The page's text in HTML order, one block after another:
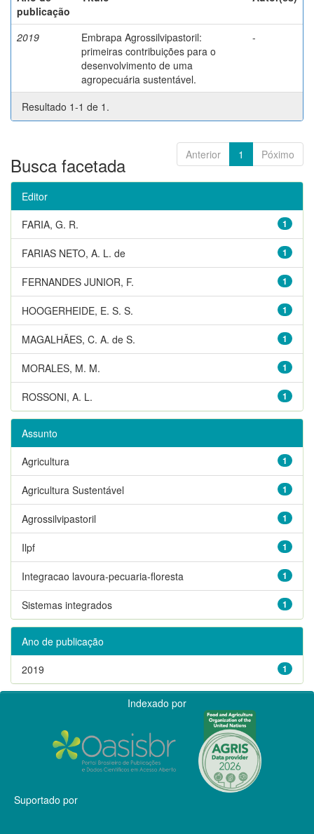
publicação
2019
Embrapa Agrossilvipastoril:
primeiras contribuições para o
desenvolvimento de uma
agropecuária sustentável.
-
Resultado 1-1 de 1.
Anterior 1 Póximo
Busca facetada
Editor
1
FARIA, G. R.
1
FARIAS NETO, A. L. de
1
FERNANDES JUNIOR, F.
1
HOOGERHEIDE, E. S. S.
1
MAGALHÃES, C. A. de S.
1
MORALES, M. M.
1
ROSSONI, A. L.
Assunto
1
Agricultura
1
Agricultura Sustentável
1
Agrossilvipastoril
1
Ilpf
1
Integracao lavoura-pecuaria-floresta
1
Sistemas integrados
Ano de publicação
1
2019
Indexado por
Suportado por